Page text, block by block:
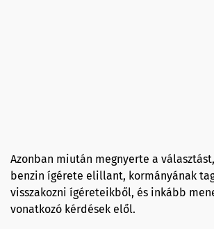
Azonban miután megnyerte a
benzin ígérete elillant, kormányának
visszakozni ígéreteikből, és inkább
vonatkozó kérdések elől.